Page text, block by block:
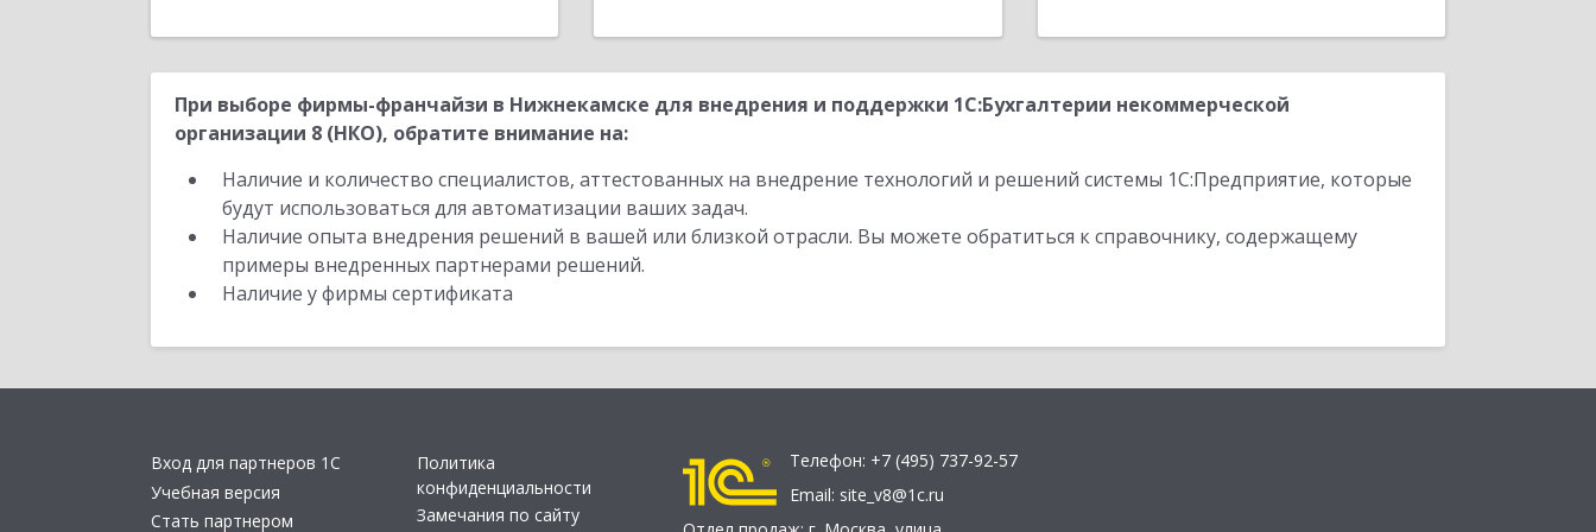
При выборе фирмы-франчайзи в Нижнекамске для внедрения и поддержки 1С:Бухгалтерии некоммерческой
организации 8 (НКО), обратите внимание на:
Наличие и количество специалистов, аттестованных на внедрение технологий и решений системы 1С:Предприятие, которые
будут использоваться для автоматизации ваших задач.
Наличие опыта внедрения решений в вашей или близкой отрасли. Вы можете обратиться к справочнику, содержащему
примеры внедренных партнерами решений.
Наличие у фирмы сертификата
Вход для партнеров 1С
Учебная версия
Стать партнером
Политика
конфиденциальности
Замечания по сайту
Телефон: +7 (495) 737-92-57
Email: site_v8@1c.ru